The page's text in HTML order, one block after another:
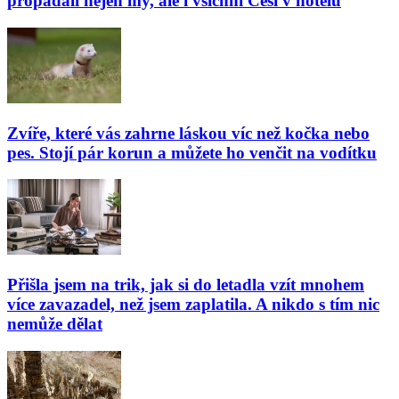
Zvíře, které vás zahrne láskou víc než kočka nebo
pes. Stojí pár korun a můžete ho venčit na vodítku
Přišla jsem na trik, jak si do letadla vzít mnohem
více zavazadel, než jsem zaplatila. A nikdo s tím nic
nemůže dělat